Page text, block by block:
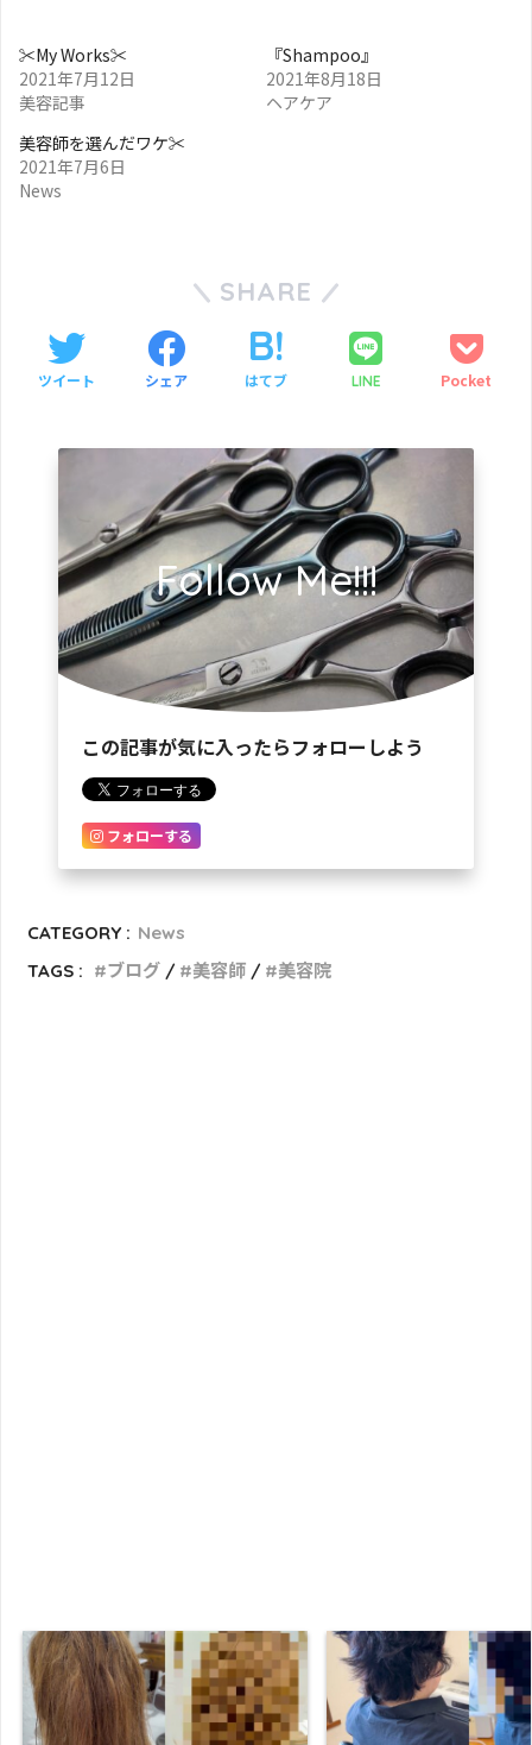
✂︎My Works✂︎
2021年7月12日
美容記事
『Shampoo』
2021年8月18日
ヘアケア
美容師を選んだワケ✂︎
2021年7月6日
News
SHARE
ツイート シェア はてブ LINE Pocket
Follow Me!!!
この記事が気に入ったらフォローしよう
フォローする
CATEGORY : News
TAGS :
ブログ 美容師 美容院